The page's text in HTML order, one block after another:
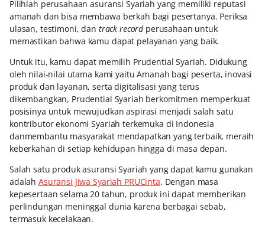
Pilihlah perusahaan asuransi Syariah yang memiliki reputasi
amanah dan bisa membawa berkah bagi pesertanya. Periksa
ulasan, testimoni, dan track recordperusahaan untuk
memastikan bahwa kamu dapat pelayanan yang baik.
Untuk itu, kamu dapat memilih Prudential Syariah. Didukung
oleh nilai-nilai utama kami yaitu Amanah bagi peserta, inovasi
produk dan layanan, serta digitalisasi yang terus
dikembangkan, Prudential Syariah berkomitmen memperkuat
posisinya untuk mewujudkan aspirasi menjadi salah satu
kontributor ekonomi Syariah terkemuka di Indonesia
danmembantu masyarakat mendapatkan yang terbaik, meraih
keberkahan di setiap kehidupan hingga di masa depan.
Salah satu produk asuransi Syariah yang dapat kamu gunakan
adalahAsuransi Jiwa Syariah PRUCinta. Dengan masa
kepesertaan selama 20 tahun, produk ini dapat memberikan
perlindungan meninggal dunia karena berbagai sebab,
termasuk kecelakaan.